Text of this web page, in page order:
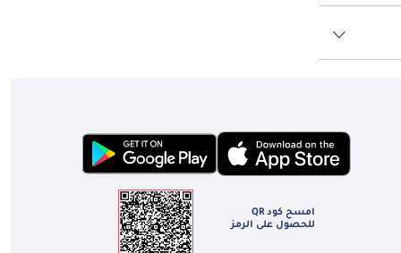
امسح كود QR
للحصول على الرمز